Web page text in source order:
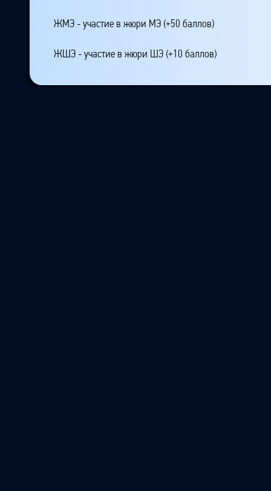
ЖМЭ - участие в жюри МЭ (+50 баллов)
ЖШЭ - участие в жюри ШЭ (+10 баллов)